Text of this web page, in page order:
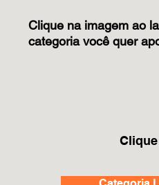
Clique na imagem ao
categoriavocê quer